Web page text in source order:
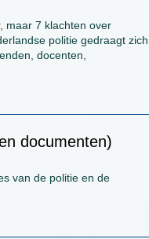
maar 7 klachten over
politie gedraagt zich
docenten,
documenten)
van de politie en de